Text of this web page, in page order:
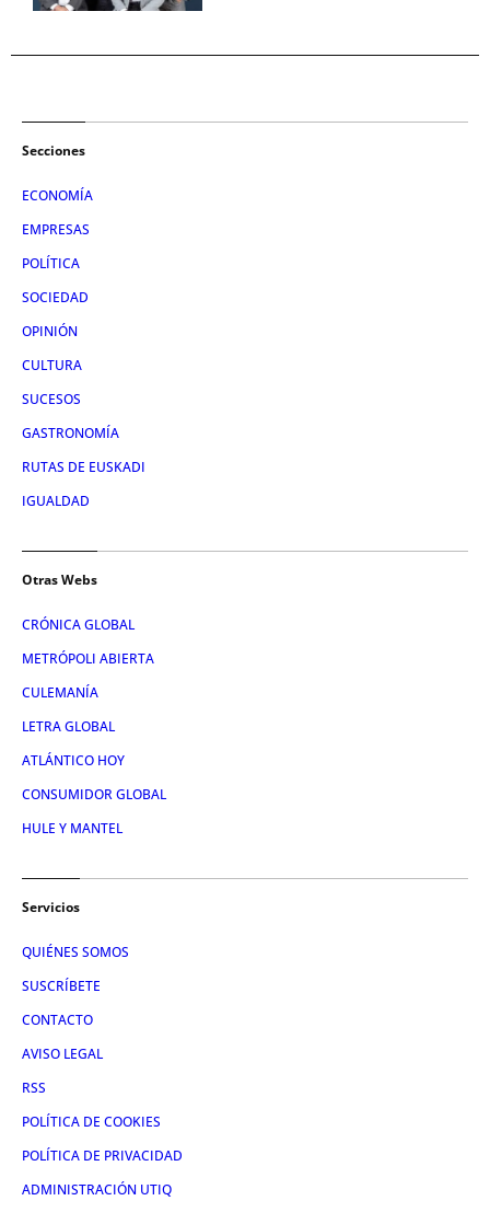
Secciones
ECONOMÍA
EMPRESAS
POLÍTICA
SOCIEDAD
OPINIÓN
CULTURA
SUCESOS
GASTRONOMÍA
RUTAS DE EUSKADI
IGUALDAD
Otras Webs
CRÓNICA GLOBAL
METRÓPOLI ABIERTA
CULEMANÍA
LETRA GLOBAL
ATLÁNTICO HOY
CONSUMIDOR GLOBAL
HULE Y MANTEL
Servicios
QUIÉNES SOMOS
SUSCRÍBETE
CONTACTO
AVISO LEGAL
RSS
POLÍTICA DE COOKIES
POLÍTICA DE PRIVACIDAD
ADMINISTRACIÓN UTIQ